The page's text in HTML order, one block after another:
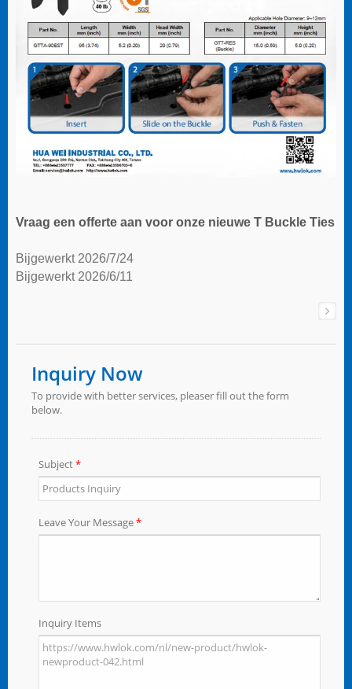
Vraag een offerte aan voor onze nieuwe T Buckle Ties
Bijgewerkt 2026/7/24
Bijgewerkt 2026/6/11